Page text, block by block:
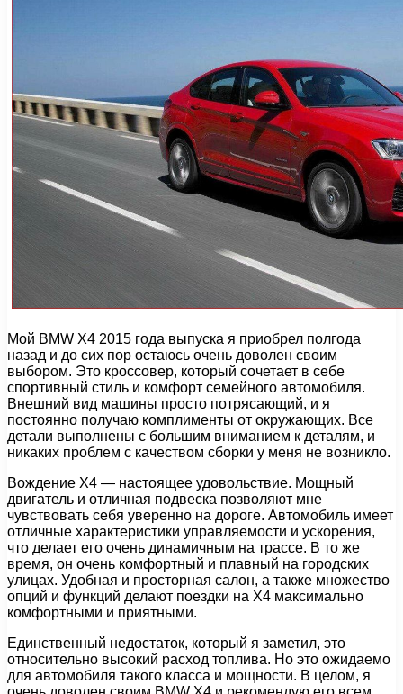
Мой BMW X4 2015 года выпуска я приобрел полгода
назад и до сих пор остаюсь очень доволен своим
выбором. Это кроссовер, который сочетает в себе
спортивный стиль и комфорт семейного автомобиля.
Внешний вид машины просто потрясающий, и я
постоянно получаю комплименты от окружающих. Все
детали выполнены с большим вниманием к деталям, и
никаких проблем с качеством сборки у меня не возникло.
Вождение X4 — настоящее удовольствие. Мощный
двигатель и отличная подвеска позволяют мне
чувствовать себя уверенно на дороге. Автомобиль имеет
отличные характеристики управляемости и ускорения,
что делает его очень динамичным на трассе. В то же
время, он очень комфортный и плавный на городских
улицах. Удобная и просторная салон, а также множество
опций и функций делают поездки на X4 максимально
комфортными и приятными.
Единственный недостаток, который я заметил, это
относительно высокий расход топлива. Но это ожидаемо
для автомобиля такого класса и мощности. В целом, я